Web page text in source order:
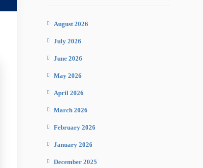
August 2026
July 2026
June 2026
May 2026
April 2026
March 2026
February 2026
January 2026
December 2025